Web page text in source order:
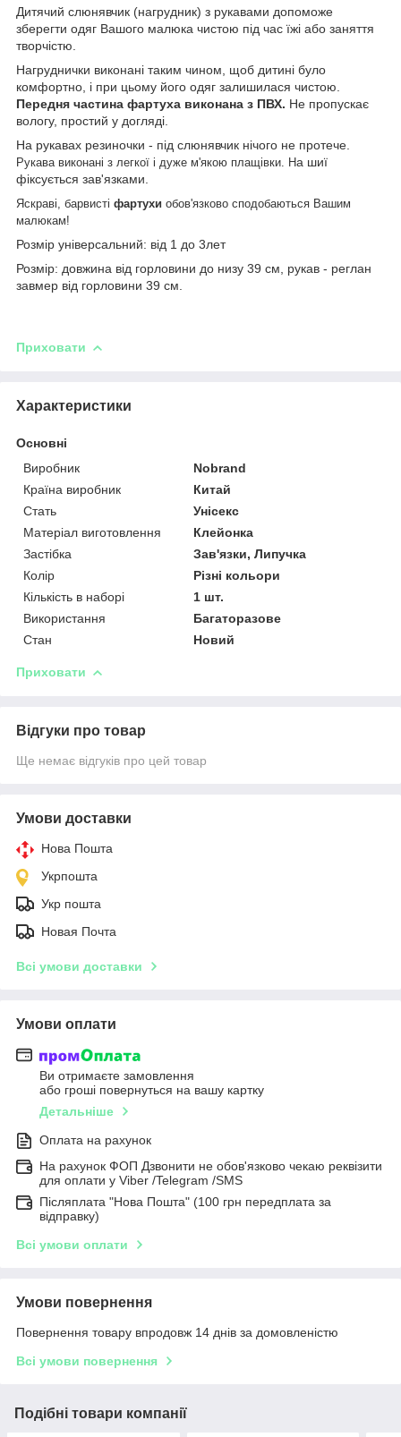
Дитячий слюнявчик (нагрудник) з рукавами допоможе
зберегти одяг Вашого малюка чистою під час їжі або заняття
творчістю.
Нагруднички виконані таким чином, щоб дитині було
комфортно, і при цьому його одяг залишилася чистою.
Передня частина фартуха виконана з ПВХ. Не пропускає
вологу, простий у догляді.
На рукавах резиночки - під слюнявчик нічого не протече.
Рукава виконані з легкої і дуже м'якою плащівки. На шиї
фіксується зав'язками.
Яскраві, барвисті фартухи обов'язково сподобаються Вашим
малюкам!
Розмір універсальний: від 1 до 3лет
Розмір: довжина від горловини до низу 39 см, рукав - реглан
завмер від горловини 39 см.
Приховати
Характеристики
Основні
Виробник
Nobrand
Країна виробник
Китай
Стать
Унісекс
Матеріал виготовлення
Клейонка
Застібка
Зав'язки, Липучка
Колір
Різні кольори
Кількість в наборі
1 шт.
Використання
Багаторазове
Стан
Новий
Приховати
Відгуки про товар
Ще немає відгуків про цей товар
Умови доставки
Нова Пошта
Укрпошта
Укр пошта
Новая Почта
Всі умови доставки
Умови оплати
Ви отримаєте замовлення
або гроші повернуться на вашу картку
Детальніше
Оплата на рахунок
На рахунок ФОП Дзвонити не обов'язково чекаю реквізити
для оплати у Viber /Telegram /SMS
Післяплата "Нова Пошта" (100 грн передплата за
відправку)
Всі умови оплати
Умови повернення
Повернення товару впродовж 14 днів за домовленістю
Всі умови повернення
Подібні товари компанії